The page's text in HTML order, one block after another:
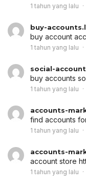
1 tahun yang lalu
buy-
buy account
1 tahun yang lalu
social-
buy accounts
1 tahun yang lalu
accounts-
find accounts
1 tahun yang lalu
accounts-
account store
1 tahun yang lalu